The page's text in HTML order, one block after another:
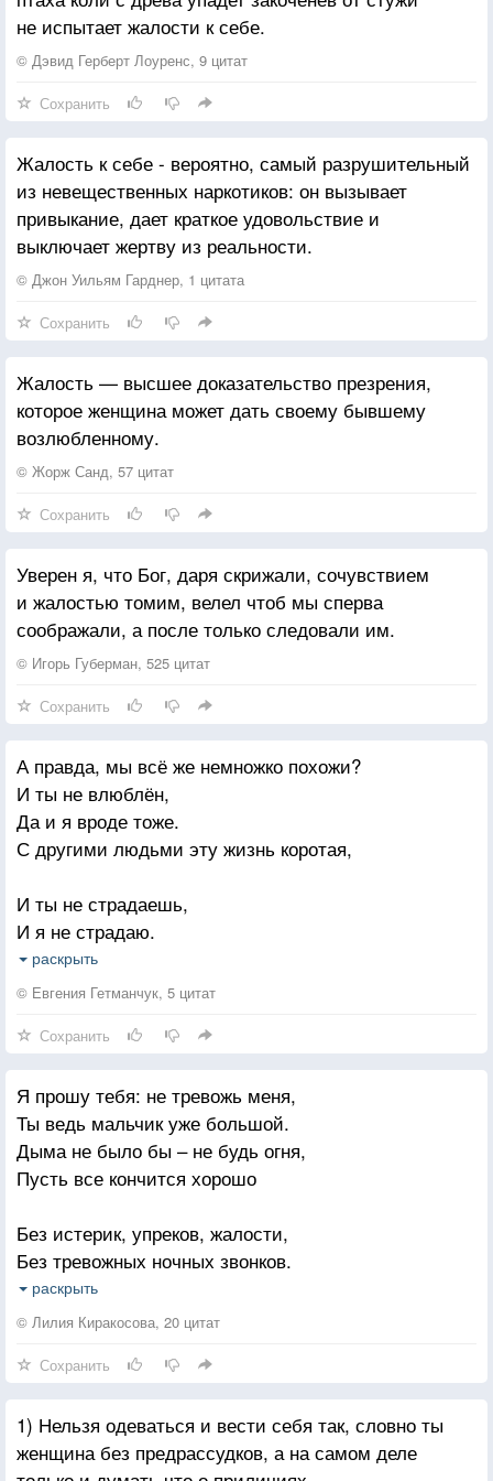
не испытает жалости к себе.
© Дэвид Герберт Лоуренс, 9 цитат
Сохранить
Жалость к себе - вероятно, самый разрушительный
из невещественных наркотиков: он вызывает
привыкание, дает краткое удовольствие и
выключает жертву из реальности.
© Джон Уильям Гарднер, 1 цитата
Сохранить
Жалость — высшее доказательство презрения,
которое женщина может дать своему бывшему
возлюбленному.
© Жорж Санд, 57 цитат
Сохранить
Уверен я, что Бог, даря скрижали, сочувствием
и жалостью томим, велел чтоб мы сперва
соображали, а после только следовали им.
© Игорь Губерман, 525 цитат
Сохранить
А правда, мы всё же немножко похожи?
И ты не влюблён,
Да и я вроде тоже.
С другими людьми эту жизнь коротая,
И ты не страдаешь,
И я не страдаю.
И это уж точно не Ваша забота,
Кто будет встречать меня после работы.
И мне наплевать - нет ни злости, ни гнева -
На бабочек этих твоих однодневок.
Но знаешь, всегда с небольшим интервалом
Они уходили, а я — оставалась.
Я просто — была. Просто есть.
И больно. Когда, ненавидящий жалость,
Ты просишь, чтоб я твою руку держала.
Холодный февраль
Я грею ладонь твою в тёплых ладошках
Стихают за окнами снежные стаи,
И ночь отступает,
раскрыть
© Евгения Гетманчук, 5 цитат
Сохранить
Я прошу тебя: не тревожь меня,
Ты ведь мальчик уже большой.
Дыма не было бы – не будь огня,
Пусть все кончится хорошо
Без истерик, упреков, жалости,
Без тревожных ночных звонков.
Ну, прочувствуй меня, пожалуйста!
Ведь уже не хватает слов,
Объяснить тебе, как я искренна,
Глубину тебе показать!
Мне не стать для тебя единственной –
Все сказали твои глаза
раскрыть
© Лилия Киракосова, 20 цитат
Сохранить
1) Нельзя одеваться и вести себя так, словно ты
женщина без предрассудков, а на самом деле